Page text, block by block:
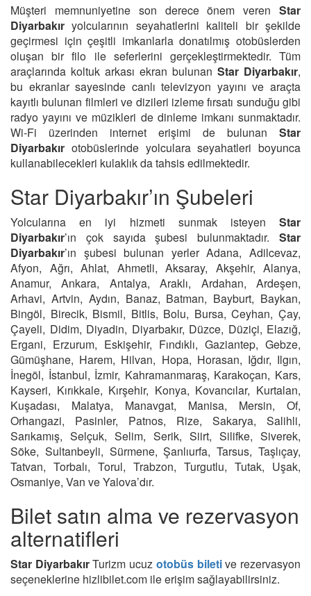
Müşteri memnuniyetine son derece önem veren Star
Diyarbakır yolcularının seyahatlerini kaliteli bir şekilde
geçirmesi için çeşitli imkanlarla donatılmış otobüslerden
oluşan bir filo ile seferlerini gerçekleştirmektedir. Tüm
araçlarında koltuk arkası ekran bulunan Star Diyarbakır,
bu ekranlar sayesinde canlı televizyon yayını ve araçta
kayıtlı bulunan filmleri ve dizileri izleme fırsatı sunduğu gibi
radyo yayını ve müzikleri de dinleme imkanı sunmaktadır.
Wi-Fi üzerinden internet erişimi de bulunan Star
Diyarbakır otobüslerinde yolculara seyahatleri boyunca
kullanabilecekleri kulaklık da tahsis edilmektedir.
Star Diyarbakır’ın Şubeleri
Yolcularına en iyi hizmeti sunmak isteyen Star
Diyarbakır’ın çok sayıda şubesi bulunmaktadır. Star
Diyarbakır’ın şubesi bulunan yerler Adana, Adilcevaz,
Afyon, Ağrı, Ahlat, Ahmetli, Aksaray, Akşehir, Alanya,
Anamur, Ankara, Antalya, Araklı, Ardahan, Ardeşen,
Arhavi, Artvin, Aydın, Banaz, Batman, Bayburt, Baykan,
Bingöl, Birecik, Bismil, Bitlis, Bolu, Bursa, Ceyhan, Çay,
Çayeli, Didim, Diyadin, Diyarbakır, Düzce, Düziçi, Elazığ,
Ergani, Erzurum, Eskişehir, Fındıklı, Gaziantep, Gebze,
Gümüşhane, Harem, Hilvan, Hopa, Horasan, Iğdır, Ilgın,
İnegöl, İstanbul, İzmir, Kahramanmaraş, Karakoçan, Kars,
Kayseri, Kırıkkale, Kırşehir, Konya, Kovancılar, Kurtalan,
Kuşadası, Malatya, Manavgat, Manisa, Mersin, Of,
Orhangazi, Pasinler, Patnos, Rize, Sakarya, Salihli,
Sarıkamış, Selçuk, Selim, Serik, Siirt, Silifke, Siverek,
Söke, Sultanbeyli, Sürmene, Şanlıurfa, Tarsus, Taşlıçay,
Tatvan, Torbalı, Torul, Trabzon, Turgutlu, Tutak, Uşak,
Osmaniye, Van ve Yalova’dır.
Bilet satın alma ve rezervasyon
alternatifleri
Star DiyarbakırTurizm ucuz otobüs biletive rezervasyon
seçeneklerine hizlibilet.com ile erişim sağlayabilirsiniz.